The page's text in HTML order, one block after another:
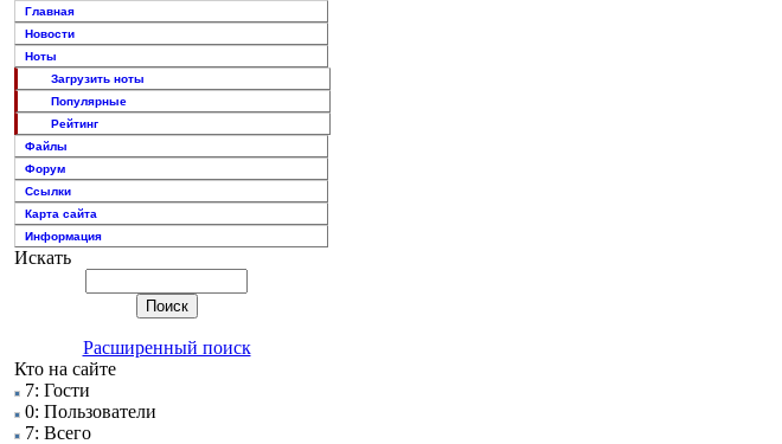
Главная
Новости
Ноты
Загрузить ноты
Популярные
Рейтинг
Файлы
Форум
Ссылки
Карта сайта
Информация
Искать
Расширенный поиск
Кто на сайте
7: Гости
0: Пользователи
7: Всего